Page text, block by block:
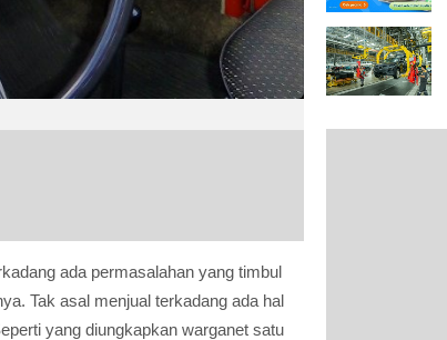
ada permasalahan yang timbul
Tak asal menjual terkadang ada hal
yang diungkapkan warganet satu